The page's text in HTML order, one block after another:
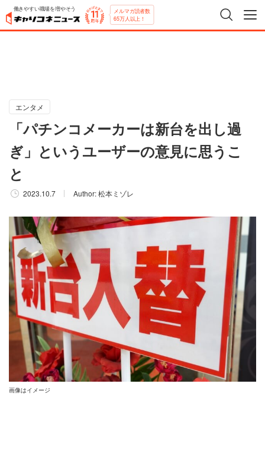
働きやすい職場を増やそう メルマガ読者数
65万人以上！
エンタメ
「パチンコメーカーは新台を出し過
ぎ」というユーザーの意見に思うこ
と
2023.10.7 Author:松本ミゾレ
画像はイメージ